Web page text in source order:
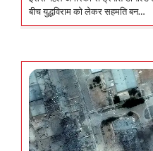
बीच युद्धविराम को लेकर सहमति बन…